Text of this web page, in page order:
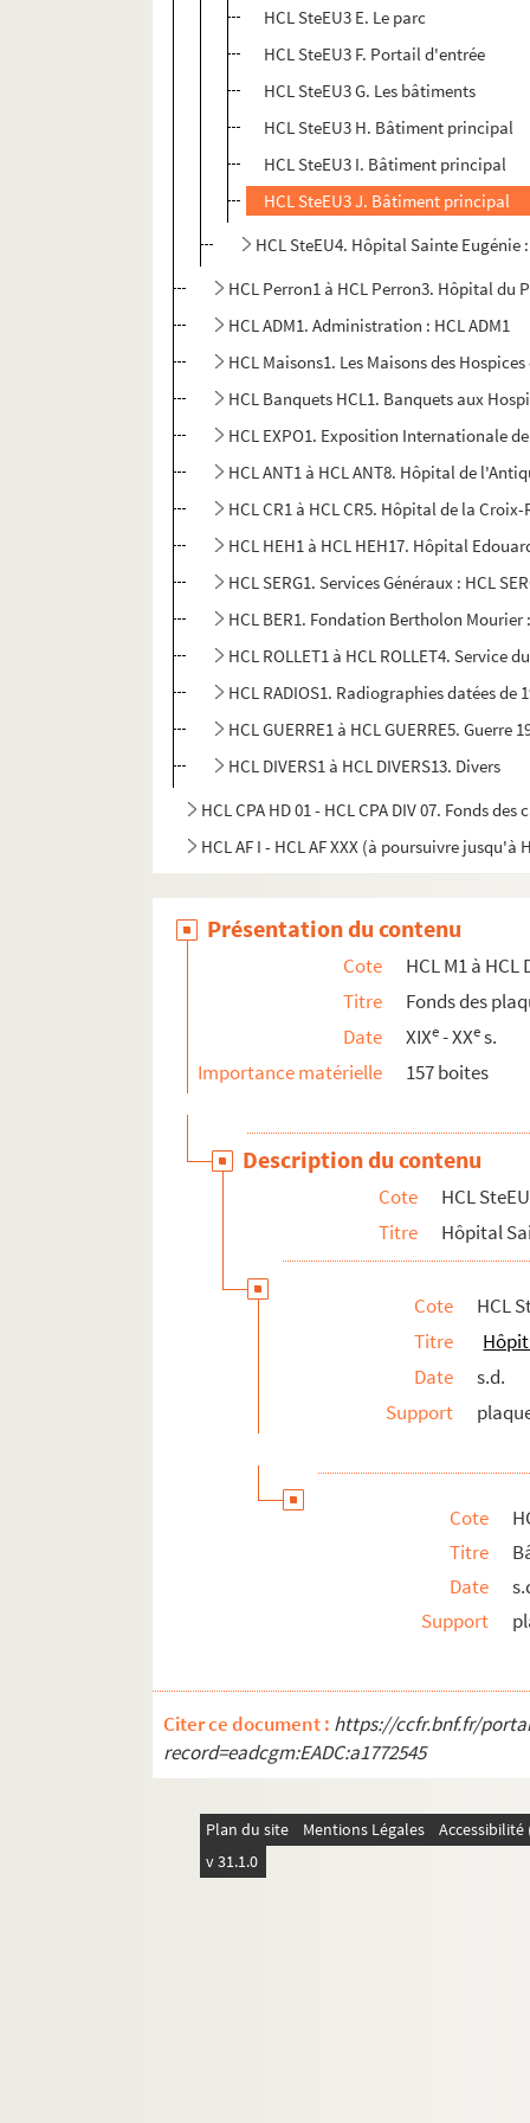
HCL SteEU3 E. Le parc
HCL SteEU3 F. Portail d'entrée
HCL SteEU3 G. Les bâtiments
HCL SteEU3 H. Bâtiment principal
HCL SteEU3 I. Bâtiment principal
HCL SteEU3 J. Bâtiment principal
HCL SteEU4. Hôpital Sainte Eugénie
HCL Perron1 à HCL Perron3. Hôpital du
HCL ADM1. Administration : HCL ADM1
HCL Maisons1. Les Maisons des
HCL Banquets HCL1. Banquets aux
HCL EXPO1. Exposition Internationale de
HCL ANT1 à HCL ANT8. Hôpital de
HCL CR1 à HCL CR5. Hôpital de la Croix-
HCL HEH1 à HCL HEH17. Hôpital
HCL SERG1. Services Généraux : HCL
HCL BER1. Fondation Bertholon Mourier
HCL ROLLET1 à HCL ROLLET4. Service
HCL RADIOS1. Radiographies datées de
HCL GUERRE1 à HCL GUERRE5. Guerre
HCL DIVERS1 à HCL DIVERS13. Divers
HCL CPA HD 01 - HCL CPA DIV 07. Fonds
HCL AF I - HCL AF XXX (à poursuivre
Présentation du contenu
Cote
HCL M1 à HCL
Titre
Fonds des
Date
XIXe- XXes.
Importance matérielle
157 boites
Description du contenu
Cote
HCL
Titre
Hôpital
Cote
HCL
Titre
Date
s.d.
Support
Cote
Titre
Date
Support
Citer ce document : https://ccfr.bnf.fr/
record=eadcgm:EADC:a1772545
Plan du site Mentions Légales
v 31.1.0